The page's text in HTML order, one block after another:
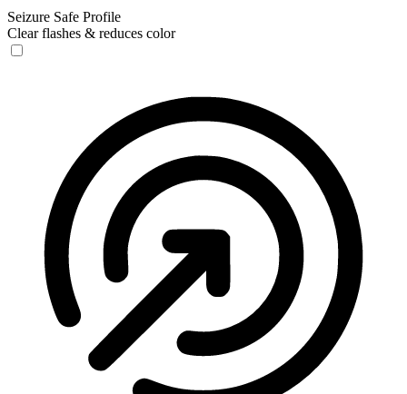
Seizure Safe Profile
Clear flashes & reduces color